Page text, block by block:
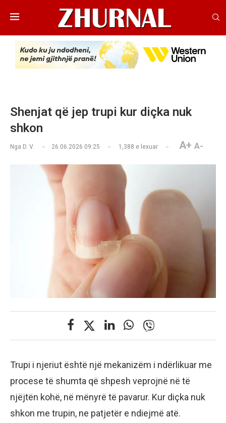
Shenjat që jep trupi kur diçka nuk
shkon
Nga D. V. 26.06.2026 09:25 1,388 e lexuar A+ A-
Trupi i njeriut është një mekanizëm i ndërlikuar me
procese të shumta që shpesh veprojnë në të
njëjtën kohë, në mënyrë të pavarur. Kur diçka nuk
shkon me trupin, ne patjetër e ndiejmë atë.